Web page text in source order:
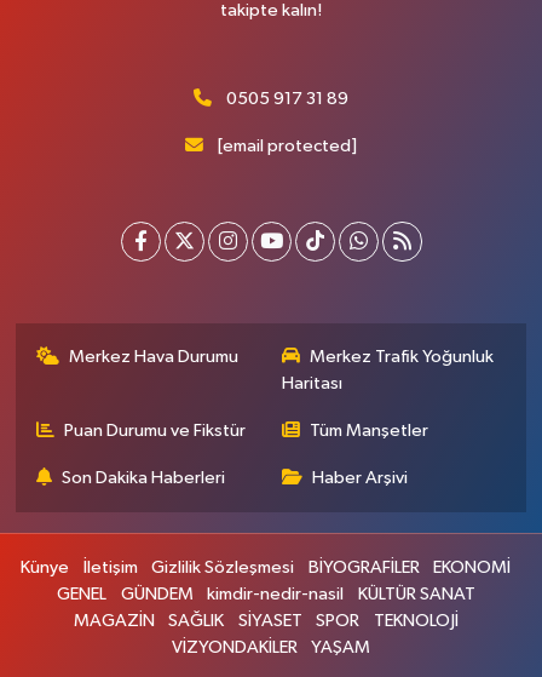
takipte kalın!
0505 917 31 89
[email protected]
Merkez Hava Durumu
Merkez Trafik Yoğunluk
Haritası
Puan Durumu ve Fikstür Tüm Manşetler
Son Dakika Haberleri Haber Arşivi
Künye İletişim Gizlilik Sözleşmesi BİYOGRAFİLER
EKONOMİ
GENEL
GÜNDEM kimdir-nedir-nasil
KÜLTÜR SANAT
MAGAZİN
SAĞLIK SİYASET SPOR
TEKNOLOJİ
VİZYONDAKİLER
YAŞAM